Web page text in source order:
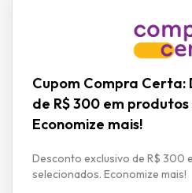
Cupom Compra Certa:
de R$ 300 em
Economize mais!
Desconto exclusivo de R$ 300
selecionados. Economize mais!